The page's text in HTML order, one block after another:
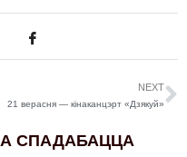
NEXT
21 верасня — кінаканцэрт «Дзякуй»
СПАДАБАЦЦА